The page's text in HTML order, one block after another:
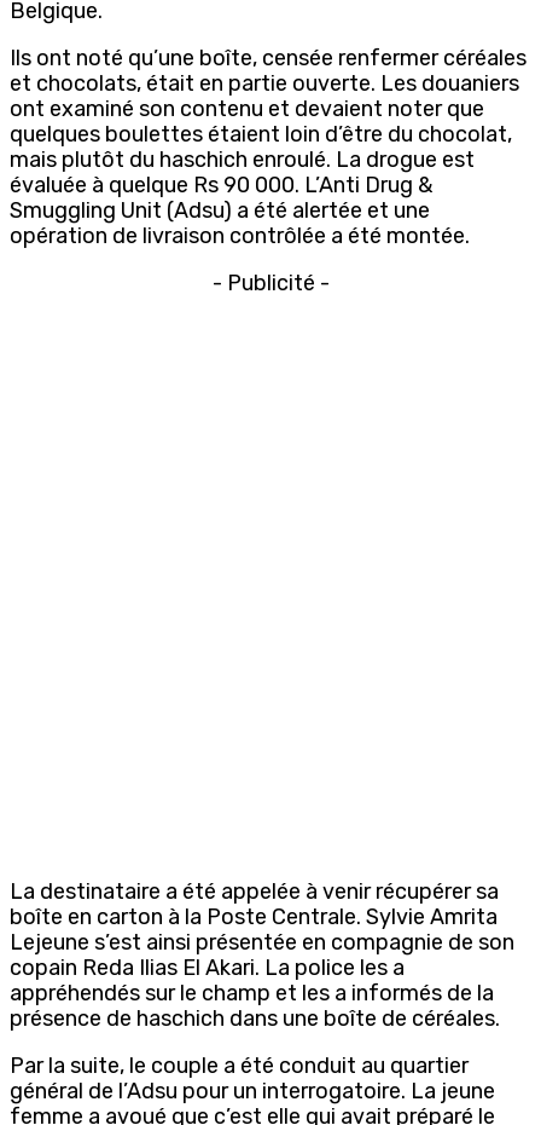
Belgique.
Ils ont noté qu’une boîte, censée renfermer céréales
et chocolats, était en partie ouverte. Les douaniers
ont examiné son contenu et devaient noter que
quelques boulettes étaient loin d’être du chocolat,
mais plutôt du haschich enroulé. La drogue est
évaluée à quelque Rs 90 000. L’Anti Drug &
Smuggling Unit (Adsu) a été alertée et une
opération de livraison contrôlée a été montée.
- Publicité -
La destinataire a été appelée à venir récupérer sa
boîte en carton à la Poste Centrale. Sylvie Amrita
Lejeune s’est ainsi présentée en compagnie de son
copain Reda Ilias El Akari. La police les a
appréhendés sur le champ et les a informés de la
présence de haschich dans une boîte de céréales.
Par la suite, le couple a été conduit au quartier
général de l’Adsu pour un interrogatoire. La jeune
femme a avoué que c’est elle qui avait préparé le